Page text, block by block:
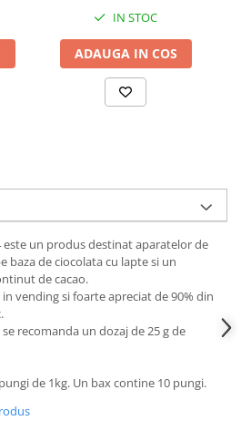
IN STOC
ADAUGA IN COS
este un produs destinat aparatelor de
baza de ciocolata cu lapte si un
de cacao.
vending si foarte apreciat de 90% din
recomanda un dozaj de 25 g de
de 1kg. Un bax contine 10 pungi.